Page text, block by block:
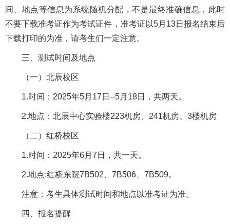
间、地点等信息为系统随机分配，不是最终准确信息，此时
不要下载准考证作为考试证件，准考证以5月13日报名结束后
下载打印的为准，请考生们一定注意。
三、测试时间及地点
（一）北辰校区
1.时间：2025年5月17日--5月18日，共两天。
2.地点：北辰中心实验楼223机房、241机房、3楼机房
（二）红桥校区
1.时间：2025年6月7日，共一天。
2.地点:红桥东院7B502、7B506、7B509。
注意：考生具体测试时间和地点以准考证为准。
四、报名提醒